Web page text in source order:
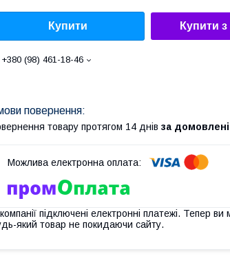
Купити Купити з
+380 (98) 461-18-46
товару протягом 14 днів за
підключені електронні платежі. Тепер ви
який товар не покидаючи сайту.